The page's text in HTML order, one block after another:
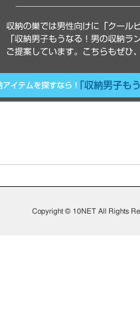
Copyright © 10NET All Rights